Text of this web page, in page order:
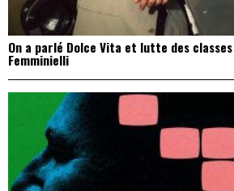
On a parlé Dolce Vita et lutte des
Femminielli